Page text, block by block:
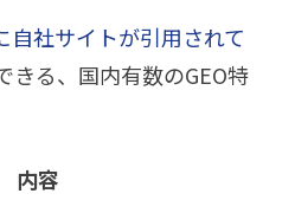
社サイトが引用されて
きる、国内有数のGEO特
内容